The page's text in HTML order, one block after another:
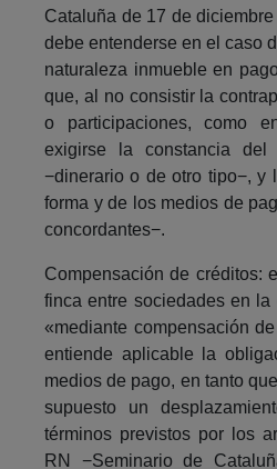
Cataluña de 17 de
debe entenderse en el caso
naturaleza inmueble en
que, al no consistir la
o participaciones, como
exigirse la constancia
−dinerario o de otro tipo−, y
forma y de los medios de
concordantes−.
Compensación de créditos:
finca entre sociedades en
«mediante compensación
entiende aplicable la
medios de pago, en tanto
supuesto un
términos previstos por los
RN −Seminario de